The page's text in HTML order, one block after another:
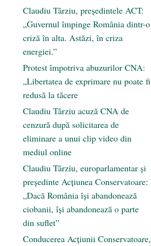
Claudiu Târziu, președintele ACT:
„Guvernul împinge România dintr-o
criză în alta. Astăzi, în criza
energiei.”
Protest împotriva abuzurilor CNA:
„Libertatea de exprimare nu poate fi
redusă la tăcere
Claudiu Târziu acuză CNA de
cenzură după solicitarea de
eliminare a unui clip video din
mediul online
Claudiu Târziu, europarlamentar și
președinte Acțiunea Conservatoare:
„Dacă România își abandonează
ciobanii, își abandonează o parte
din suflet”
Conducerea Acțiunii Conservatoare,